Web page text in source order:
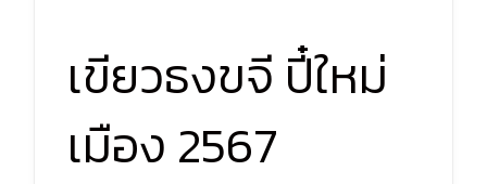
เขียวธงขจี ปี๋ใหม่
เมือง 2567